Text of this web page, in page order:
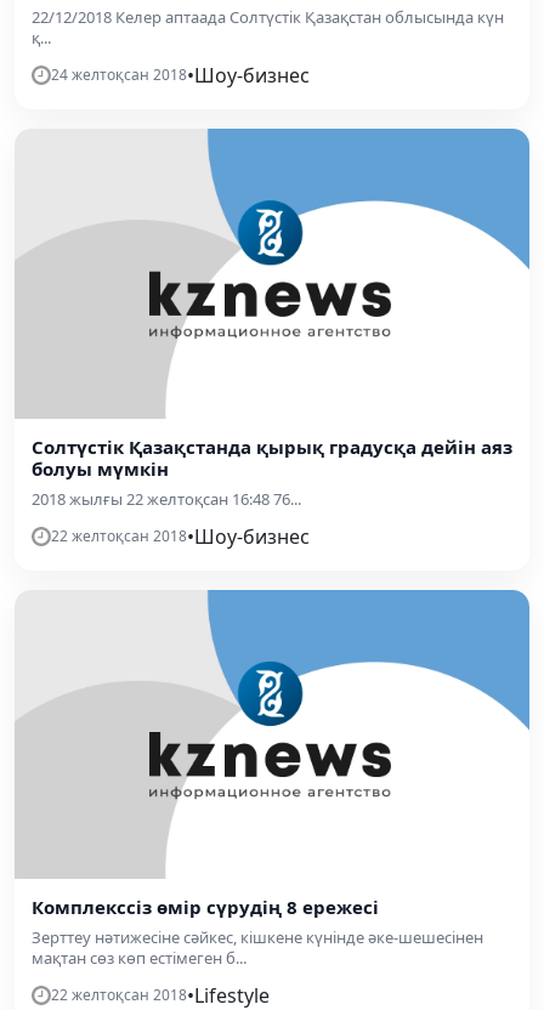
22/12/2018 Келер аптаада Солтүстік Қазақстан облысында күн
қ...
24 желтоқсан 2018•Шоу-бизнес
Солтүстік Қазақстанда қырық градусқа дейін аяз
болуы мүмкін
2018 жылғы 22 желтоқсан 16:48 76...
22 желтоқсан 2018•Шоу-бизнес
Комплекссіз өмір сүрудің 8 ережесі
Зерттеу нәтижесіне сәйкес, кішкене күнінде әке-шешесінен
мақтан сөз көп естімеген б...
22 желтоқсан 2018•Lifestyle